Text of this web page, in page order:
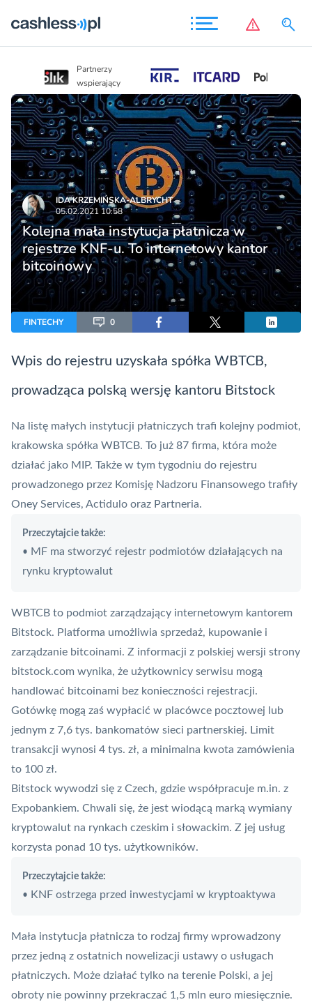
Partnerzy
wspierający
IDA KRZEMIŃSKA-ALBRYCHT
05.02.2021 10:58
Kolejna mała instytucja płatnicza w
rejestrze KNF-u. To internetowy kantor
bitcoinowy
FINTECHY 0
Wpis do rejestru uzyskała spółka WBTCB,
prowadząca polską wersję kantoru Bitstock
Na listę małych instytucji płatniczych trafi kolejny podmiot,
krakowska spółka WBTCB. To już 87 firma, która może
działać jako MIP. Także w tym tygodniu do rejestru
prowadzonego przez Komisję Nadzoru Finansowego trafiły
Oney Services, Actidulo oraz Partneria.
Przeczytajcie także:
• MF ma stworzyć rejestr podmiotów działających na
rynku kryptowalut
WBTCB to podmiot zarządzający internetowym kantorem
Bitstock. Platforma umożliwia sprzedaż, kupowanie i
zarządzanie bitcoinami. Z informacji z polskiej wersji strony
bitstock.com wynika, że użytkownicy serwisu mogą
handlować bitcoinami bez konieczności rejestracji.
Gotówkę mogą zaś wypłacić w placówce pocztowej lub
jednym z 7,6 tys. bankomatów sieci partnerskiej. Limit
transakcji wynosi 4 tys. zł, a minimalna kwota zamówienia
to 100 zł.
Bitstock wywodzi się z Czech, gdzie współpracuje m.in. z
Expobankiem. Chwali się, że jest wiodącą marką wymiany
kryptowalut na rynkach czeskim i słowackim. Z jej usług
korzysta ponad 10 tys. użytkowników.
Przeczytajcie także:
• KNF ostrzega przed inwestycjami w kryptoaktywa
Mała instytucja płatnicza to rodzaj firmy wprowadzony
przez jedną z ostatnich nowelizacji ustawy o usługach
płatniczych. Może działać tylko na terenie Polski, a jej
obroty nie powinny przekraczać 1,5 mln euro miesięcznie.